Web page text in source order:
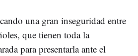
una gran inseguridad entre
que tienen toda la
para presentarla ante el